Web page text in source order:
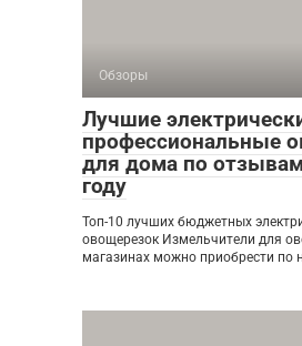
Обзоры
Лучшие
профессиональные
для дома по
году
Топ-10 лучших бюджетных
овощерезок Измельчители для
магазинах можно приобрести по